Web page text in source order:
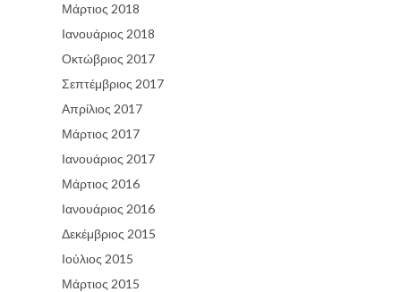
Μάρτιος 2018
Ιανουάριος 2018
Οκτώβριος 2017
Σεπτέμβριος 2017
Απρίλιος 2017
Μάρτιος 2017
Ιανουάριος 2017
Μάρτιος 2016
Ιανουάριος 2016
Δεκέμβριος 2015
Ιούλιος 2015
Μάρτιος 2015